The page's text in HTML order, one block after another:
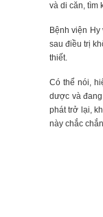
và di căn, tìm
Bệnh viện
sau điều trị
thiết.
Có thể nói,
dược và
phát trở lại,
này chắc